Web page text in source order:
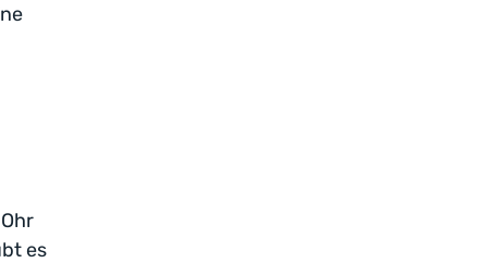
es